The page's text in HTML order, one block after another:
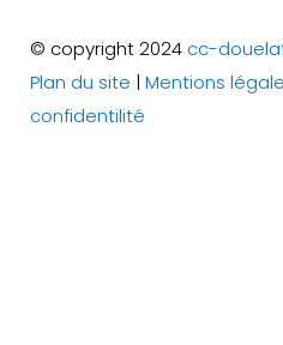
© copyright 2024 cc-
Plan du site |Mentions
confidentilité